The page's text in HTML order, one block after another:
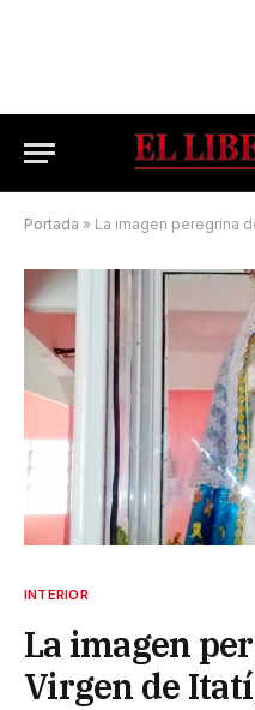
Portada » La imagen peregrina
INTERIOR
La imagen
Virgen de